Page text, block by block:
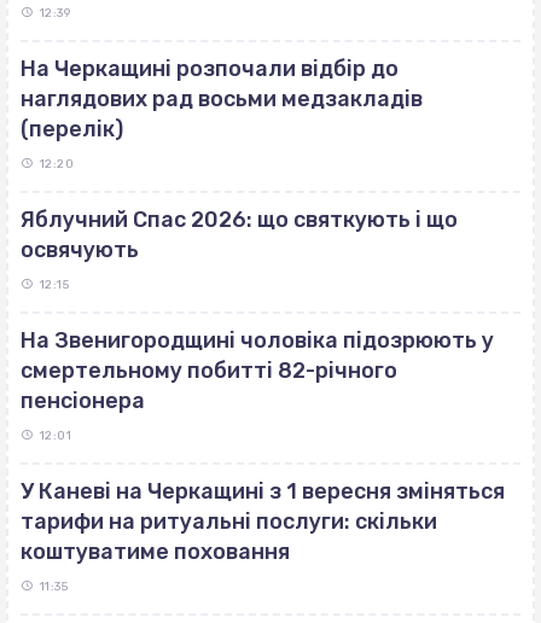
12:39
На Черкащині розпочали відбір до
наглядових рад восьми медзакладів
(перелік)
12:20
Яблучний Спас 2026: що святкують і що
освячують
12:15
На Звенигородщині чоловіка підозрюють у
смертельному побитті 82-річного
пенсіонера
12:01
У Каневі на Черкащині з 1 вересня зміняться
тарифи на ритуальні послуги: скільки
коштуватиме поховання
11:35